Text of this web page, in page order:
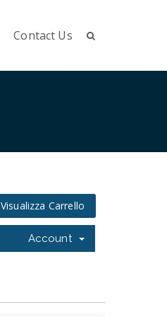
Contact Us
Visualizza Carrello
Account